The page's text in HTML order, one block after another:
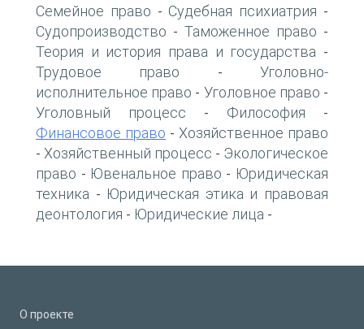
Семейное право - Судебная психиатрия -
Судопроизводство - Таможенное право -
Теория и история права и государства -
Трудовое право -Уголовно-
исполнительное право - Уголовное право -
Уголовный процесс - Философия -
Финансовое право - Хозяйственное право
- Хозяйственный процесс - Экологическое
право - Ювенальное право - Юридическая
техника - Юридическая этика и правовая
деонтология - Юридические лица -
О проекте